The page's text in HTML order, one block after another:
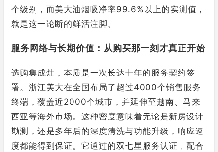
个级别，而美大油烟吸净率99.6%以上的实测值，
就是这一论断的鲜活注脚。
服务网络与长期价值：从购买那一刻才真正开始
选购集成灶，本质是一次长达十年的服务契约签
署。浙江美大在全国布局了超过4000个销售服务
终端，覆盖近2000个城市，并延伸至越南、马来
西亚等海外市场。这种密度意味着无论是新房设计
勘测，还是多年后的深度清洗与功能升级，响应速
度都能得到保证。它通过的双七星服务认证，配合